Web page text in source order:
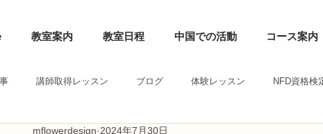
教室案内 教室日程 中国での活動 コース案内
講師取得レッスン ブログ 体験レッスン NFD資格検
mflowerdesign 2024年7月30日